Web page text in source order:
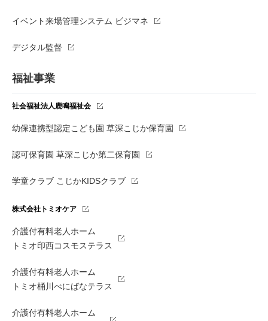
イベント来場管理システム ビジマネ
デジタル監督
福祉事業
社会福祉法人鹿鳴福祉会
幼保連携型認定こども園 草深こじか保育園
認可保育園 草深こじか第二保育園
学童クラブ こじかKIDSクラブ
株式会社トミオケア
介護付有料老人ホーム
トミオ印西コスモステラス
介護付有料老人ホーム
トミオ桶川べにばなテラス
介護付有料老人ホーム